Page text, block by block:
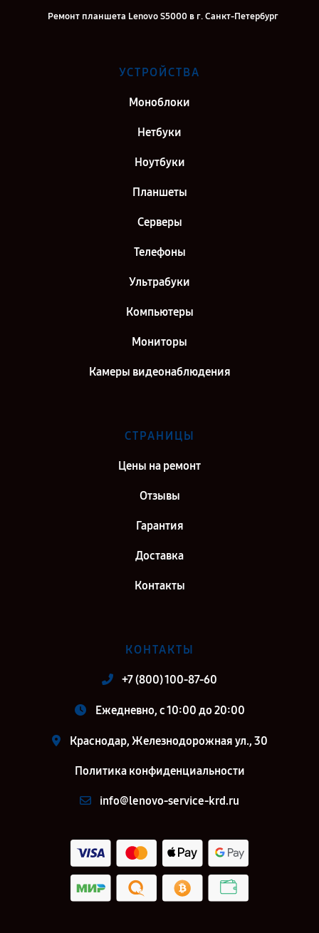
Ремонт планшета Lenovo S5000 в г. Санкт-Петербург
УСТРОЙСТВА
Моноблоки
Нетбуки
Ноутбуки
Планшеты
Серверы
Телефоны
Ультрабуки
Компьютеры
Мониторы
Камеры видеонаблюдения
СТРАНИЦЫ
Цены на ремонт
Отзывы
Гарантия
Доставка
Контакты
КОНТАКТЫ
+7 (800) 100-87-60
Ежедневно, с 10:00 до 20:00
Краснодар, Железнодорожная ул., 30
Политика конфиденциальности
info@lenovo-service-krd.ru